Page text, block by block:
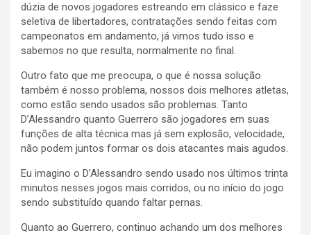
dúzia de novos jogadores estreando em clássico e faze
seletiva de libertadores, contratações sendo feitas com
campeonatos em andamento, já vimos tudo isso e
sabemos no que resulta, normalmente no final.
Outro fato que me preocupa, o que é nossa solução
também é nosso problema, nossos dois melhores atletas,
como estão sendo usados são problemas. Tanto
D’Alessandro quanto Guerrero são jogadores em suas
funções de alta técnica mas já sem explosão, velocidade,
não podem juntos formar os dois atacantes mais agudos.
Eu imagino o D’Alessandro sendo usado nos últimos trinta
minutos nesses jogos mais corridos, ou no início do jogo
sendo substituído quando faltar pernas.
Quanto ao Guerrero, continuo achando um dos melhores